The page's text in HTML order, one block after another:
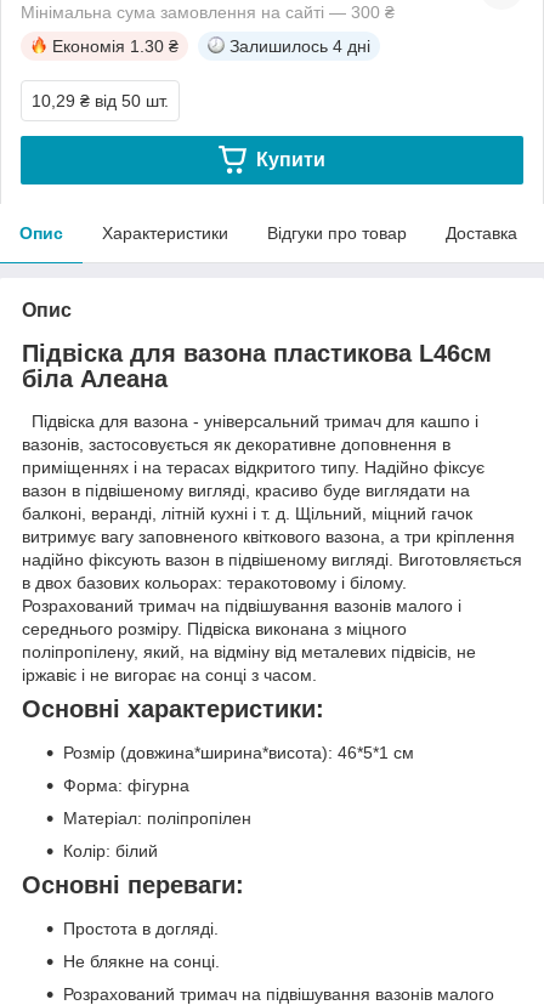
Мінімальна сума замовлення на сайті — 300 ₴
Економія 1.30 ₴ Залишилось 4 дні
10,29 ₴ від 50 шт.
Купити
Опис Характеристики Відгуки про товар Доставка
Опис
Підвіска для вазона пластикова L46см
біла Алеана
Підвіска для вазона - універсальний тримач для кашпо і
вазонів, застосовується як декоративне доповнення в
приміщеннях і на терасах відкритого типу. Надійно фіксує
вазон в підвішеному вигляді, красиво буде виглядати на
балконі, веранді, літній кухні і т. д. Щільний, міцний гачок
витримує вагу заповненого квіткового вазона, а три кріплення
надійно фіксують вазон в підвішеному вигляді. Виготовляється
в двох базових кольорах: теракотовому і білому.
Розрахований тримач на підвішування вазонів малого і
середнього розміру. Підвіска виконана з міцного
поліпропілену, який, на відміну від металевих підвісів, не
іржавіє і не вигорає на сонці з часом.
Основні характеристики:
Розмір (довжина*ширина*висота): 46*5*1 см
Форма: фігурна
Матеріал: поліпропілен
Колір: білий
Основні переваги:
Простота в догляді.
Не блякне на сонці.
Розрахований тримач на підвішування вазонів малого